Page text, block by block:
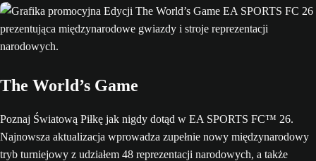
The World’s Game
Poznaj Światową Piłkę jak nigdy dotąd w EA SPORTS FC™ 26.
Najnowsza aktualizacja wprowadza zupełnie nowy międzynarodowy
tryb turniejowy z udziałem 48 reprezentacji narodowych, a także